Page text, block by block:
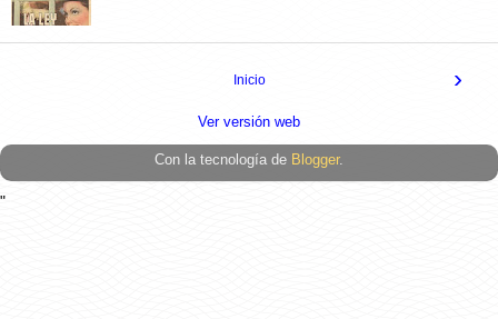
›
Inicio
Ver versión web
Con la tecnología de Blogger.
"